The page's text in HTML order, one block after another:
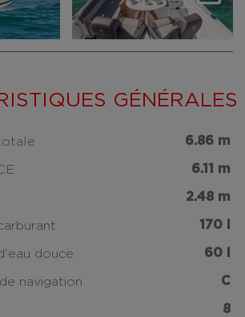
GÉNÉRALES
6.86 m
6.11 m
2.48 m
170 l
douce 60 l
navigation C
8